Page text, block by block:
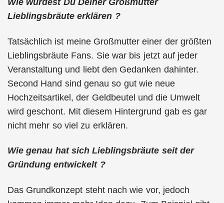
Wie würdest Du Deiner Großmutter
Lieblingsbräute erklären ?
Tatsächlich ist meine Großmutter einer der größten
Lieblingsbräute Fans. Sie war bis jetzt auf jeder
Veranstaltung und liebt den Gedanken dahinter.
Second Hand sind genau so gut wie neue
Hochzeitsartikel, der Geldbeutel und die Umwelt
wird geschont. Mit diesem Hintergrund gab es gar
nicht mehr so viel zu erklären.
Wie genau hat sich Lieblingsbräute seit der
Gründung entwickelt ?
Das Grundkonzept steht nach wie vor, jedoch